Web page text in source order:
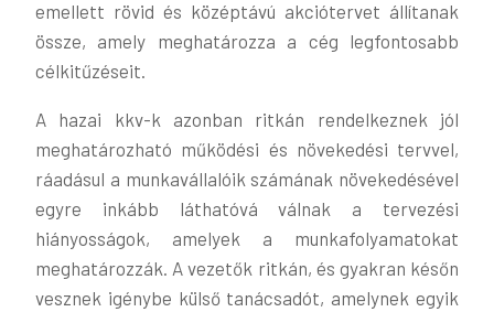
emellett rövid és középtávú akciótervet állítanak
össze, amely meghatározza a cég legfontosabb
célkitűzéseit.
A hazai kkv-k azonban ritkán rendelkeznek jól
meghatározható működési és növekedési tervvel,
ráadásul a munkavállalóik számának növekedésével
egyre inkább láthatóvá válnak a tervezési
hiányosságok, amelyek a munkafolyamatokat
meghatározzák. A vezetők ritkán, és gyakran későn
vesznek igénybe külső tanácsadót, amelynek egyik